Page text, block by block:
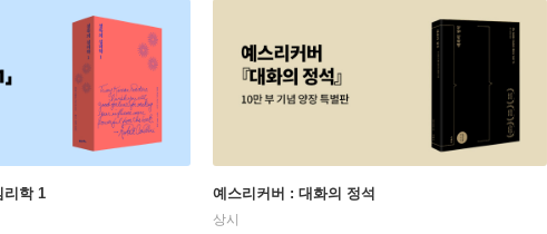
리학 1 예스리커버 : 대화의 정석
상시